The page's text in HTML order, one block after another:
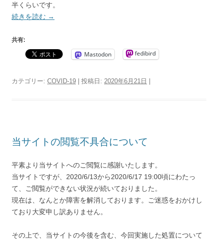
半くらいです。
続きを読む →
共有:
Mastodon fedibird
カテゴリー: COVID-19 | 投稿日: 2020年6月21日
当サイトの閲覧不具合について
平素より当サイトへのご閲覧に感謝いたします。
当サイトですが、2020/6/13から2020/6/17 19:00頃にわたっ
て、ご閲覧ができない状況が続いておりました。
現在は、なんとか障害を解消しております。ご迷惑をおかけし
ており大変申し訳ありません。
その上で、当サイトの今後を含む、今回実施した処置について